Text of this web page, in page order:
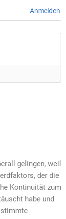
Anmelden
gelingen, weil
der die
Kontinuität zum
habe und